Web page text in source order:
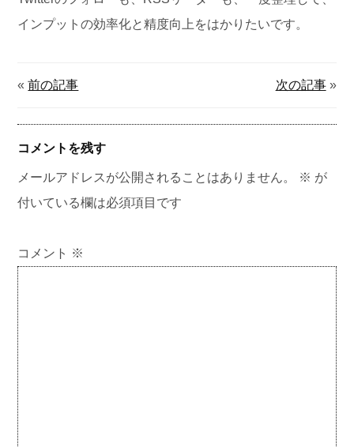
インプットの効率化と精度向上をはかりたいです。
«前の記事 次の記事»
コメントを残す
メールアドレスが公開されることはありません。 ※ が
付いている欄は必須項目です
コメント ※